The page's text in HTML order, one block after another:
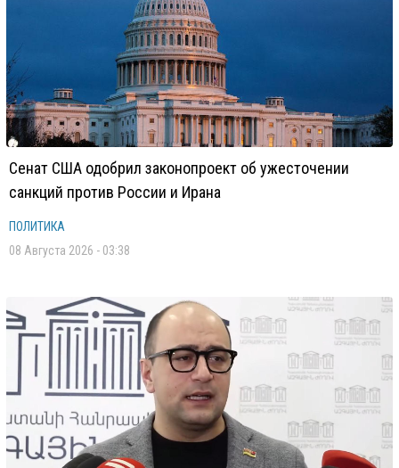
Сенат США одобрил законопроект об ужесточении
санкций против России и Ирана
ПОЛИТИКА
08 Августа 2026 - 03:38